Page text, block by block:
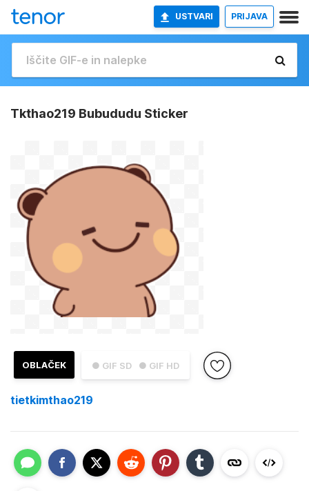
USTVARI PRIJAVA
Tkthao219 Bubududu Sticker
● GIF SD ● GIF HD
OBLAČEK
tietkimthao219